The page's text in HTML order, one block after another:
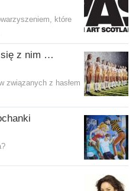
które
SPORT...i wszystko co ci się z nim kojarzy... ;]p
związanych z hasłem